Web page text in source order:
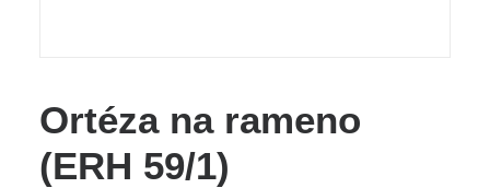
Ortéza na rameno
(ERH 59/1)